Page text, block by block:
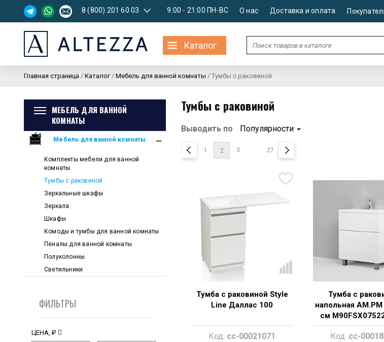
8 (800) 201 60 03 9:00 - 21:00 ПН-ВС О нас Доставка и оплата
Каталог
Главная страница / Каталог / Мебель для ванной комнаты / Тумбы с раковиной
МЕБЕЛЬ ДЛЯ ВАННОЙ
КОМНАТЫ
Мебель для ванной комнаты
Комплекты мебели для ванной
комнаты
Тумбы с раковиной
Зеркальные шкафы
Зеркала
Шкафы
Комоды и тумбы для ванной комнаты
Пеналы для ванной комнаты
Полуколонны
Светильники
ФИЛЬТРЫ
ЦЕНА, ₽
Тумбы с раковиной
Выводить по Популярности
1 2 3 ... 27
Тумба с раковиной Style
Line Даллас 100
Код: cc-00021071
Тумба с
напольная
см
белый
Код: cc-